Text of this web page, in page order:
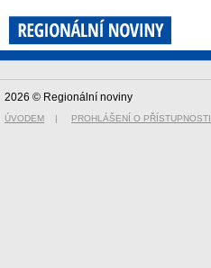
2026 © Regionální noviny
ÚVODEM | PROHLÁŠENÍ O PŘÍSTUPNOSTI